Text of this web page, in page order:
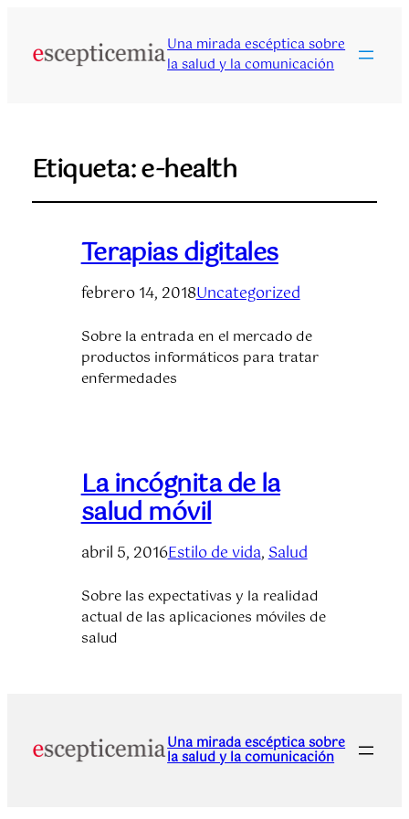
Una mirada escéptica sobre
la salud y la comunicación
Etiqueta:e-health
Terapias digitales
febrero 14, 2018Uncategorized
Sobre la entrada en el mercado de
productos informáticos para tratar
enfermedades
La incógnita de la
salud móvil
abril 5, 2016Estilo de vida, Salud
Sobre las expectativas y la realidad
actual de las aplicaciones móviles de
salud
Una mirada escéptica sobre
la salud y la comunicación